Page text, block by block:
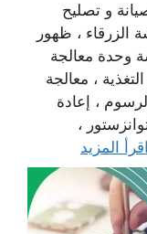
و تصليح
الزرقاء ، ظهور
وحدة معالجة
، معالجة
، إعادة
،
اقرأ المزيد